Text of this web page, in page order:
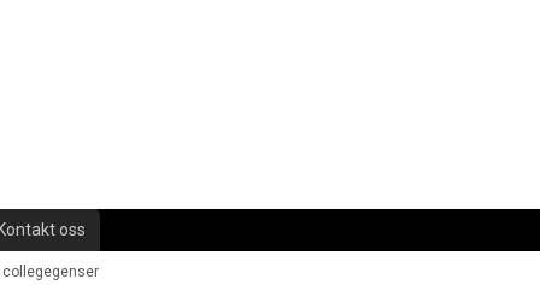
Kontakt oss
collegegenser